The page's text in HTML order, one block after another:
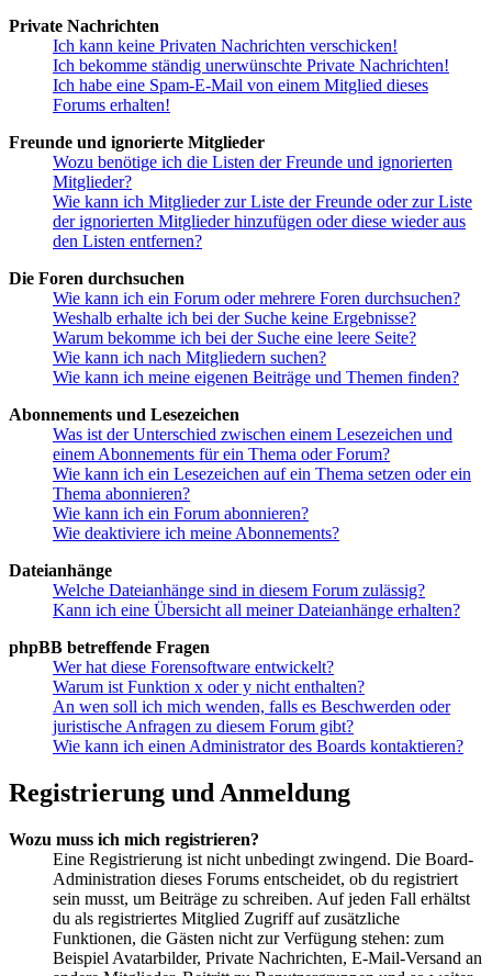
Private Nachrichten
Ich kann keine Privaten Nachrichten verschicken!
Ich bekomme ständig unerwünschte Private Nachrichten!
Ich habe eine Spam-E-Mail von einem Mitglied dieses
Forums erhalten!
Freunde und ignorierte Mitglieder
Wozu benötige ich die Listen der Freunde und ignorierten
Mitglieder?
Wie kann ich Mitglieder zur Liste der Freunde oder zur Liste
der ignorierten Mitglieder hinzufügen oder diese wieder aus
den Listen entfernen?
Die Foren durchsuchen
Wie kann ich ein Forum oder mehrere Foren durchsuchen?
Weshalb erhalte ich bei der Suche keine Ergebnisse?
Warum bekomme ich bei der Suche eine leere Seite?
Wie kann ich nach Mitgliedern suchen?
Wie kann ich meine eigenen Beiträge und Themen finden?
Abonnements und Lesezeichen
Was ist der Unterschied zwischen einem Lesezeichen und
einem Abonnements für ein Thema oder Forum?
Wie kann ich ein Lesezeichen auf ein Thema setzen oder ein
Thema abonnieren?
Wie kann ich ein Forum abonnieren?
Wie deaktiviere ich meine Abonnements?
Dateianhänge
Welche Dateianhänge sind in diesem Forum zulässig?
Kann ich eine Übersicht all meiner Dateianhänge erhalten?
phpBB betreffende Fragen
Wer hat diese Forensoftware entwickelt?
Warum ist Funktion x oder y nicht enthalten?
An wen soll ich mich wenden, falls es Beschwerden oder
juristische Anfragen zu diesem Forum gibt?
Wie kann ich einen Administrator des Boards kontaktieren?
Registrierung und Anmeldung
Wozu muss ich mich registrieren?
Eine Registrierung ist nicht unbedingt zwingend. Die Board-
Administration dieses Forums entscheidet, ob du registriert
sein musst, um Beiträge zu schreiben. Auf jeden Fall erhältst
du als registriertes Mitglied Zugriff auf zusätzliche
Funktionen, die Gästen nicht zur Verfügung stehen: zum
Beispiel Avatarbilder, Private Nachrichten, E-Mail-Versand an